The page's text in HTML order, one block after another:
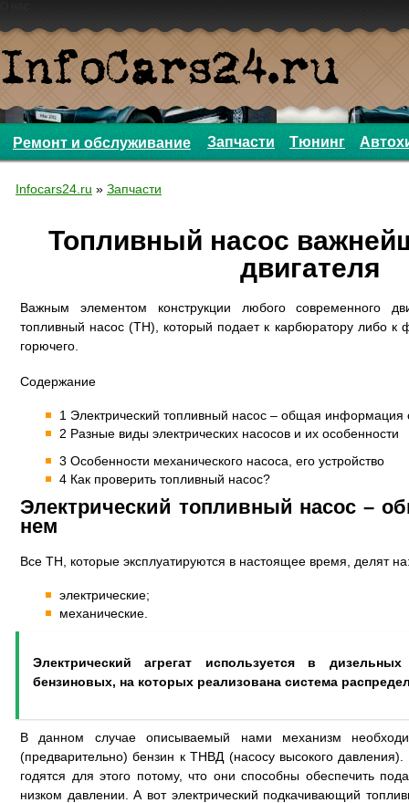
Ремонт и обслуживание Запчасти Тюнинг
Infocars24.ru » Запчасти
Топливный насос
двигателя
Важным элементом конструкции любого современного
топливный насос (ТН), который подает к карбюратору либо
горючего.
Содержание
1 Электрический топливный насос – общая информация
2 Разные виды электрических насосов и их особенности
3 Особенности механического насоса, его устройство
4 Как проверить топливный насос?
Электрический топливный насос –
нем
Все ТН, которые эксплуатируются в настоящее время, делят
электрические;
механические.
Электрический агрегат используется в
бензиновых, на которых реализована система
В данном случае описываемый нами механизм
(предварительно) бензин к ТНВД (насосу высокого
годятся для этого потому, что они способны обеспечить
низком давлении. А вот электрический подкачивающий